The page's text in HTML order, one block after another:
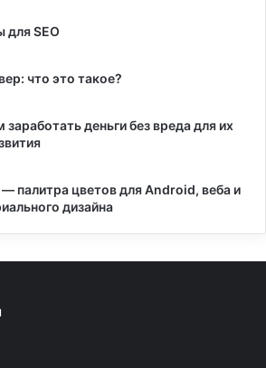
SEO
что это такое?
деньги без вреда для их
палитра цветов для Android, веба и
дизайна